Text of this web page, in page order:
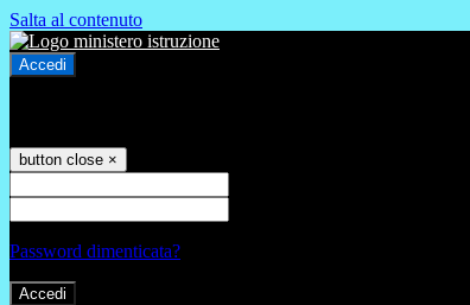
Salta al contenuto
Accedi
button close ×
Password dimenticata?